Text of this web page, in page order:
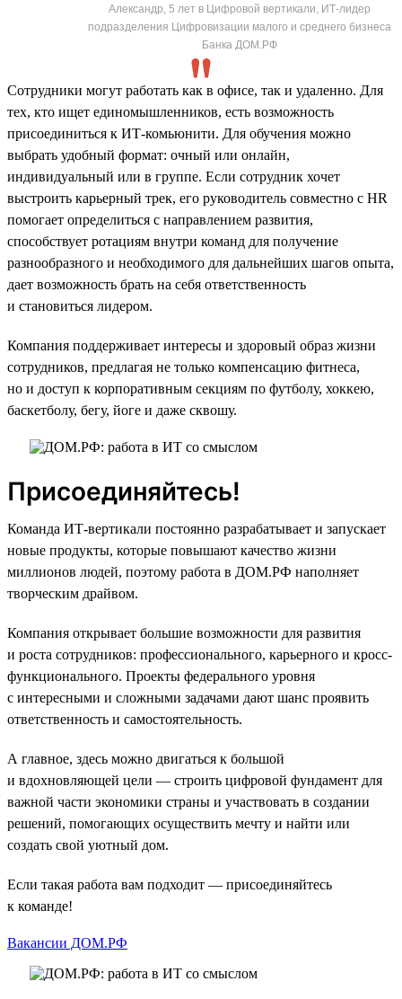
Александр, 5 лет в Цифровой вертикали, ИТ-лидер
подразделения Цифровизации малого и среднего бизнеса
Банка ДОМ.РФ
Сотрудники могут работать как в офисе, так и удаленно. Для
тех, кто ищет единомышленников, есть возможность
присоединиться к ИТ-комьюнити. Для обучения можно
выбрать удобный формат: очный или онлайн,
индивидуальный или в группе. Если сотрудник хочет
выстроить карьерный трек, его руководитель совместно с HR
помогает определиться с направлением развития,
способствует ротациям внутри команд для получение
разнообразного и необходимого для дальнейших шагов опыта,
дает возможность брать на себя ответственность
и становиться лидером.
Компания поддерживает интересы и здоровый образ жизни
сотрудников, предлагая не только компенсацию фитнеса,
но и доступ к корпоративным секциям по футболу, хоккею,
баскетболу, бегу, йоге и даже сквошу.
Присоединяйтесь!
Команда ИТ-вертикали постоянно разрабатывает и запускает
новые продукты, которые повышают качество жизни
миллионов людей, поэтому работа в ДОМ.РФ наполняет
творческим драйвом.
Компания открывает большие возможности для развития
и роста сотрудников: профессионального, карьерного и кросс-
функционального. Проекты федерального уровня
с интересными и сложными задачами дают шанс проявить
ответственность и самостоятельность.
А главное, здесь можно двигаться к большой
и вдохновляющей цели — строить цифровой фундамент для
важной части экономики страны и участвовать в создании
решений, помогающих осуществить мечту и найти или
создать свой уютный дом.
Если такая работа вам подходит — присоединяйтесь
к команде!
Вакансии ДОМ.РФ